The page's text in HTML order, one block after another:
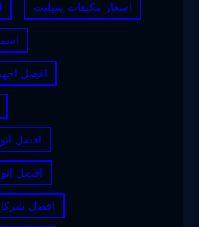
اسعار مكيفات سبليت
افضل
افضل
افضل
افضل